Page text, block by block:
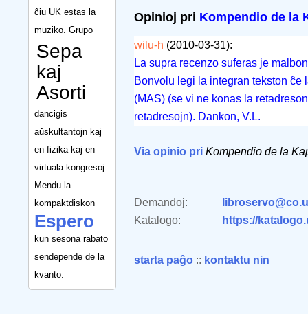
ĉiu UK estas la
muziko. Grupo
Sepa
kaj
Asorti
dancigis
aŭskultantojn kaj
en fizika kaj en
virtuala kongresoj.
Mendu la
kompaktdiskon
Espero
kun sesona rabato
sendepende de la
kvanto.
Opinioj pri Kompendio de la
wilu-h (2010-03-31):
La supra recenzo suferas je
Bonvolu legi la integran tekston ĉe
(MAS) (se vi ne konas la
retadresojn). Dankon, V.L.
Via opinio pri Kompendio de la
Demandoj:
Katalogo:
https://
starta paĝo :: kontaktu nin